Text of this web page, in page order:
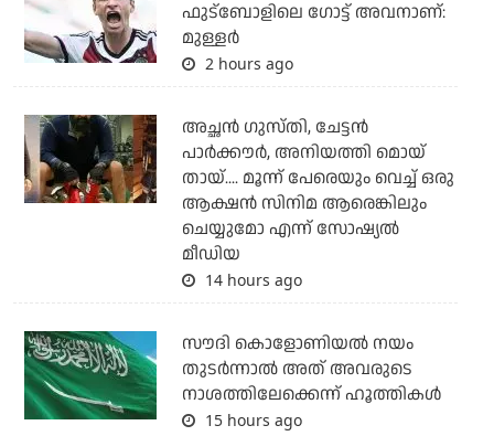
ഫുട്‌ബോളിലെ ഗോട്ട് അവനാണ്:
മുള്ളര്‍
2 hours ago
അച്ഛന്‍ ഗുസ്തി, ചേട്ടന്‍
പാര്‍ക്കൗര്‍, അനിയത്തി മൊയ്
തായ്.... മൂന്ന് പേരെയും വെച്ച് ഒരു
ആക്ഷന്‍ സിനിമ ആരെങ്കിലും
ചെയ്യുമോ എന്ന് സോഷ്യല്‍
മീഡിയ
14 hours ago
സൗദി കൊളോണിയല്‍ നയം
തുടര്‍ന്നാല്‍ അത് അവരുടെ
നാശത്തിലേക്കെന്ന് ഹൂത്തികള്‍
15 hours ago